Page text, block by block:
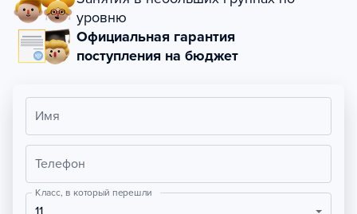
уровню
Официальная гарантия
поступления на бюджет
Имя
Телефон
Класс, в который перешли